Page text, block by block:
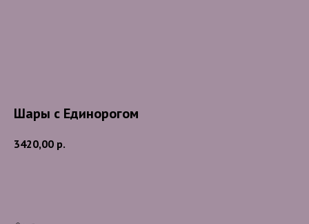
Шары с Единорогом
3420,00 р.